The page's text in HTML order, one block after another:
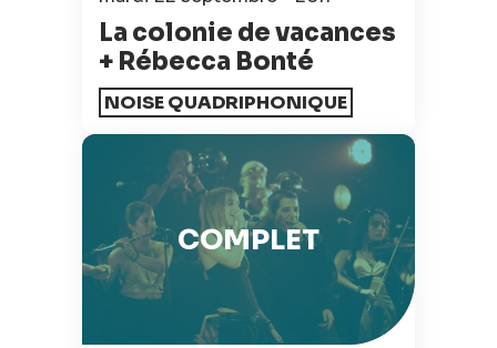
La colonie de vacances
+ Rébecca Bonté
NOISE QUADRIPHONIQUE
COMPLET